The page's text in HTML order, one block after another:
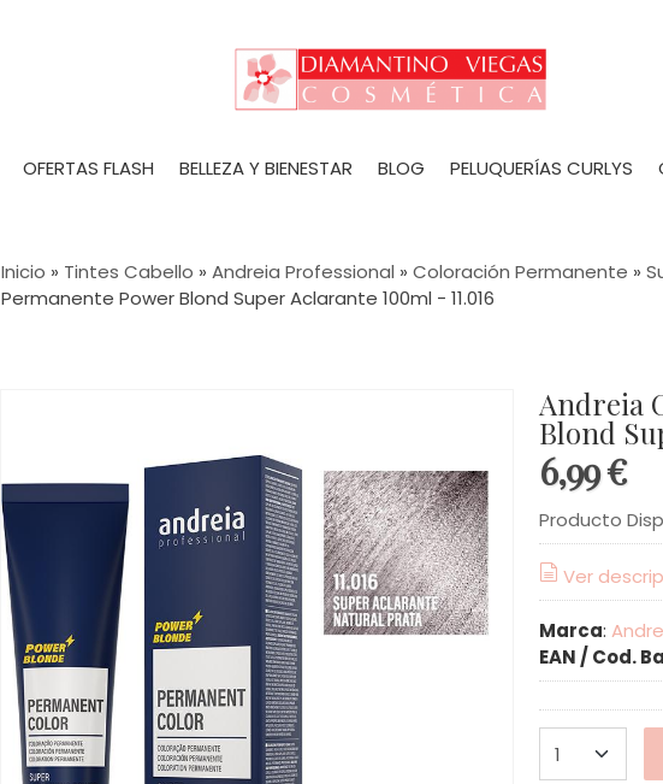
OFERTAS FLASH BELLEZA Y BIENESTAR BLOG PELUQUERÍAS CURLYS
Inicio » Tintes Cabello » Andreia Professional » Coloración Permanente »
Permanente Power Blond Super Aclarante 100ml - 11.016
Andreia
Blond
6,99 €
Producto
Ver
Marca:
EAN / Cod.